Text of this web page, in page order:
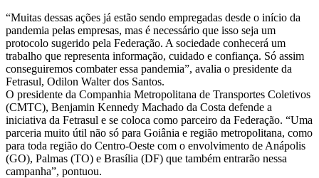
“Muitas dessas ações já estão sendo empregadas desde o início da
pandemia pelas empresas, mas é necessário que isso seja um
protocolo sugerido pela Federação. A sociedade conhecerá um
trabalho que representa informação, cuidado e confiança. Só assim
conseguiremos combater essa pandemia”, avalia o presidente da
Fetrasul, Odilon Walter dos Santos.
O presidente da Companhia Metropolitana de Transportes Coletivos
(CMTC), Benjamin Kennedy Machado da Costa defende a
iniciativa da Fetrasul e se coloca como parceiro da Federação. “Uma
parceria muito útil não só para Goiânia e região metropolitana, como
para toda região do Centro-Oeste com o envolvimento de Anápolis
(GO), Palmas (TO) e Brasília (DF) que também entrarão nessa
campanha”, pontuou.